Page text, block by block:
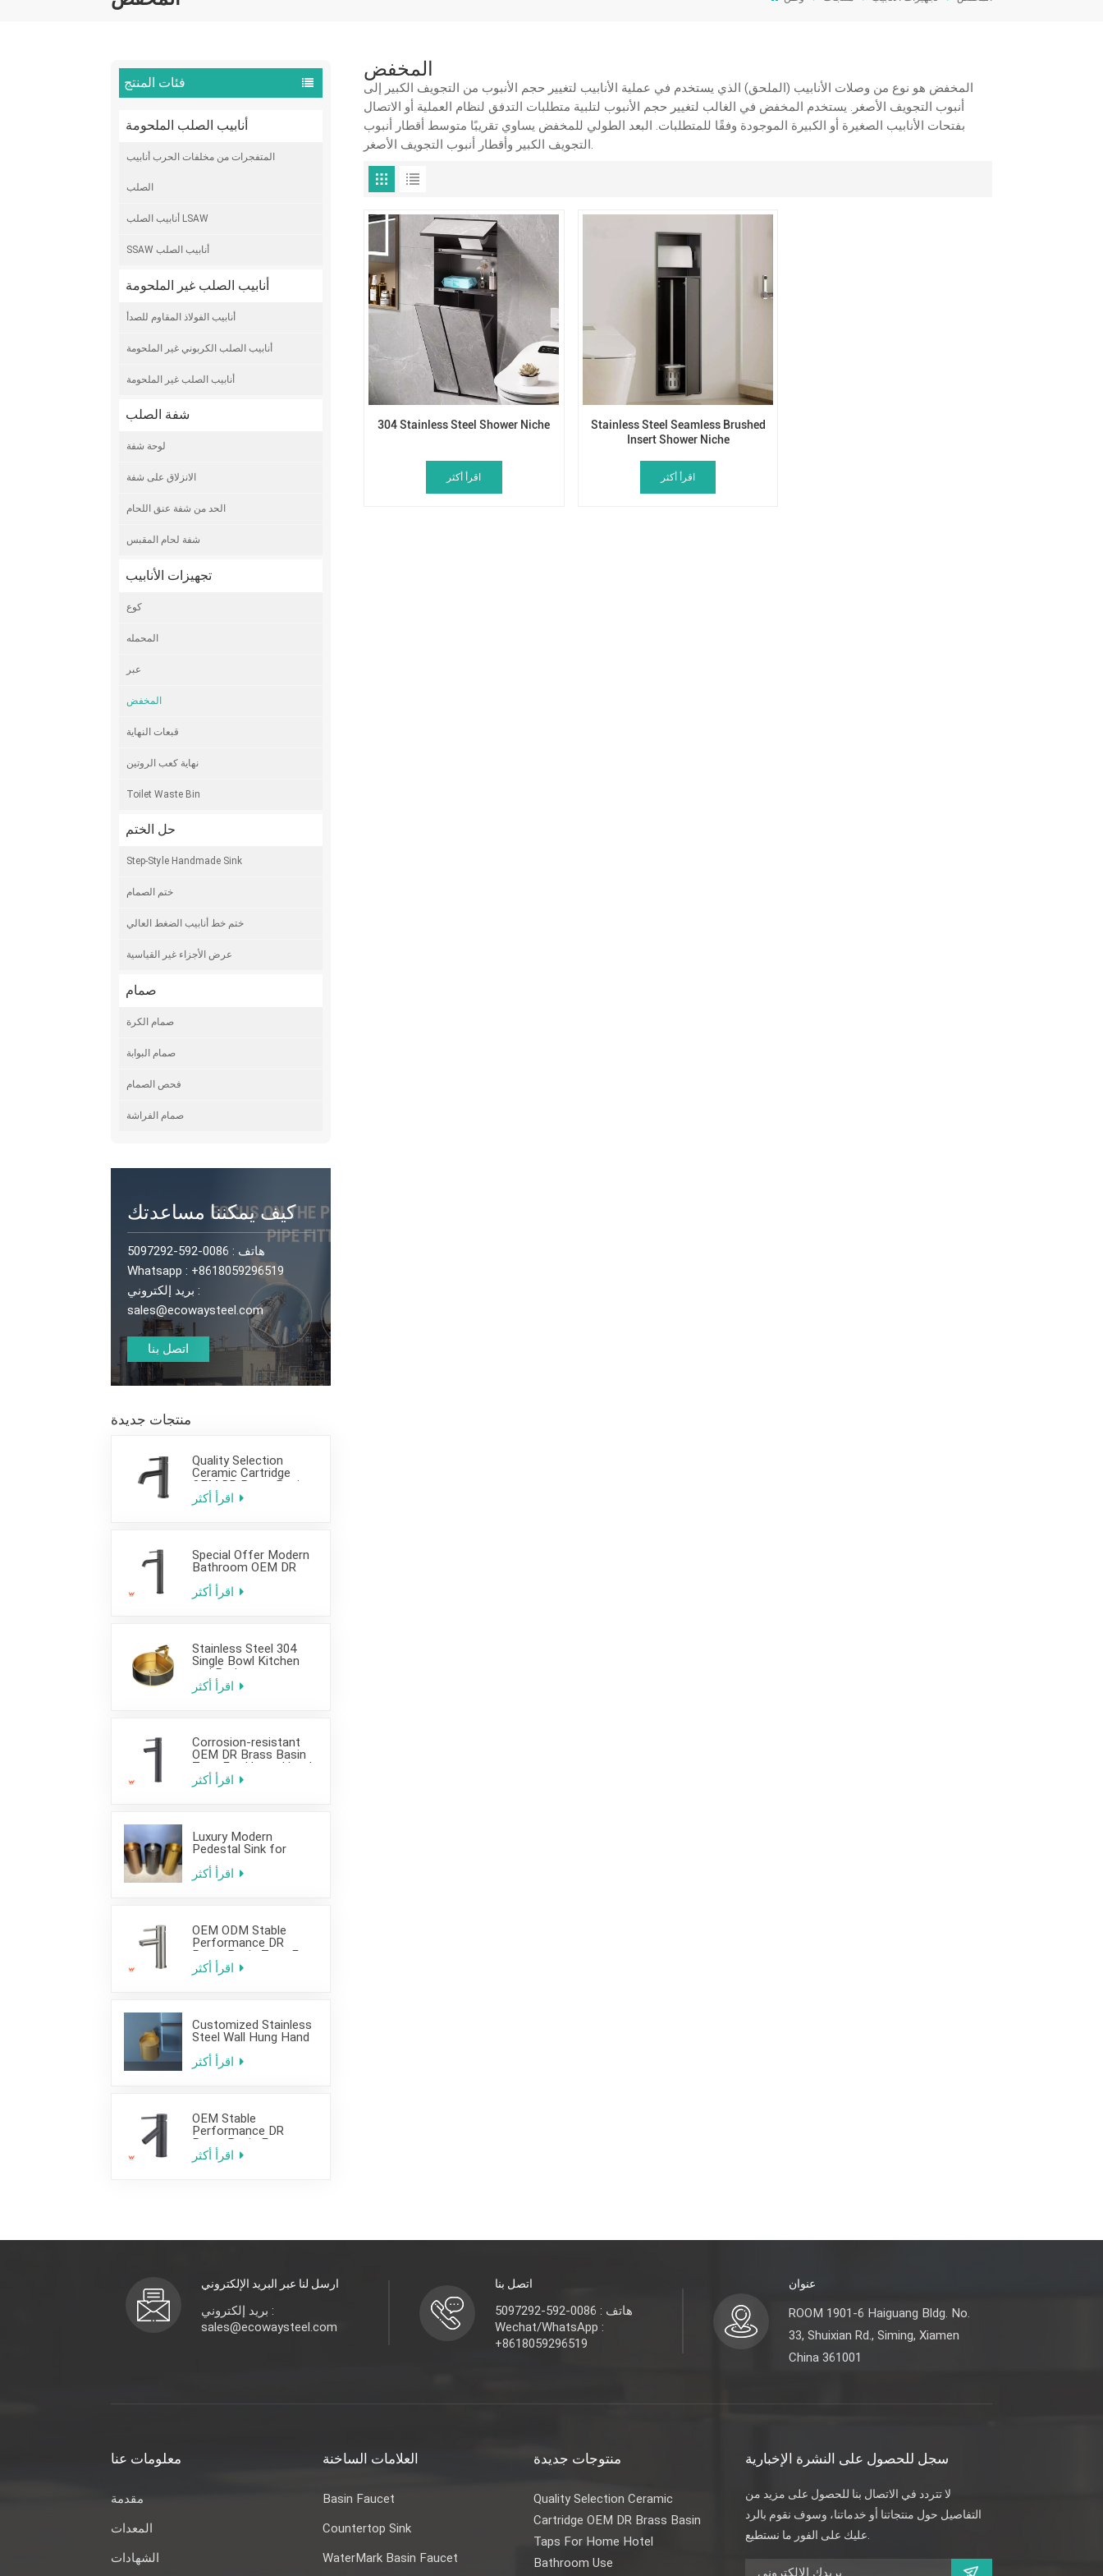
فئات المنتج
أنابيب الصلب الملحومة
المتفجرات من مخلفات الحرب أنابيب
الصلب
أنابيب الصلب LSAW
SSAW أنابيب الصلب
أنابيب الصلب غير الملحومة
أنابيب الفولاذ المقاوم للصدأ
أنابيب الصلب الكربوني غير الملحومة
أنابيب الصلب غير الملحومة
شفة الصلب
لوحة شفة
الانزلاق على شفة
الحد من شفة عنق اللحام
شفة لحام المقبس
تجهيزات الأنابيب
كوع
المحمله
عبر
المخفض
قبعات النهاية
نهاية كعب الروتين
Toilet Waste Bin
حل الختم
Step-Style Handmade Sink
ختم الصمام
ختم خط أنابيب الضغط العالي
عرض الأجزاء غير القياسية
صمام
صمام الكرة
صمام البوابة
فحص الصمام
صمام الفراشة
كيف يمكننا مساعدتك
هاتف : 0086-592-5097292
Whatsapp : +8618059296519
بريد إلكتروني :
sales@ecowaysteel.com
اتصل بنا
منتجات جديدة
Quality Selection
Ceramic Cartridge
OEM DR Brass Basin
Taps For Home Hotel
Bathroom Use
Special Offer Modern
Bathroom OEM DR
Home Hotel Project
Use
Stainless Steel 304
Single Bowl Kitchen
and Bathroom
Countertop Sink
Corrosion-resistant
OEM DR Brass Basin
Taps For Home Hotel
Project Use
Luxury Modern
Pedestal Sink for
OEM ODM Stable
Performance DR
Brass Basin Taps For
Home Hotel Project
Customized Stainless
Steel Wall Hung Hand
Bathroom
OEM Stable
Performance DR
Brass Basin Faucet
For Home Hotel Grade
المخفض
المخفض هو نوع من وصلات الأنابيب (الملحق) الذي يستخدم في عملية الأنابيب لتغيير حجم الأنبوب من التجويف الكبير إلى
أنبوب التجويف الأصغر. يستخدم المخفض في الغالب لتغيير حجم الأنبوب لتلبية متطلبات التدفق لنظام العملية أو الاتصال
بفتحات الأنابيب الصغيرة أو الكبيرة الموجودة وفقًا للمتطلبات. البعد الطولي للمخفض يساوي تقريبًا متوسط أقطار أنبوب
التجويف الكبير وأقطار أنبوب التجويف الأصغر.
304 Stainless Steel Shower Niche
اقرأ أكثر
Stainless Steel Seamless Brushed
Insert Shower Niche
اقرأ أكثر
ارسل لنا عبر البريد الإلكتروني
بريد إلكتروني :
sales@ecowaysteel.com
اتصل بنا
هاتف : 0086-592-5097292
Wechat/WhatsApp :
+8618059296519
عنوان
ROOM 1901-6 Haiguang Bldg. No.
33, Shuixian Rd., Siming, Xiamen
China 361001
معلومات عنا
مقدمة
المعدات
الشهادات
العلامات الساخنة
Basin Faucet
Countertop Sink
WaterMark Basin Faucet
منتوجات جديدة
Quality Selection Ceramic
Cartridge OEM DR Brass Basin
Taps For Home Hotel
Bathroom Use
سجل للحصول على النشرة الإخبارية
لا تتردد في الاتصال بنا للحصول على مزيد من
التفاصيل حول منتجاتنا أو خدماتنا، وسوف نقوم بالرد